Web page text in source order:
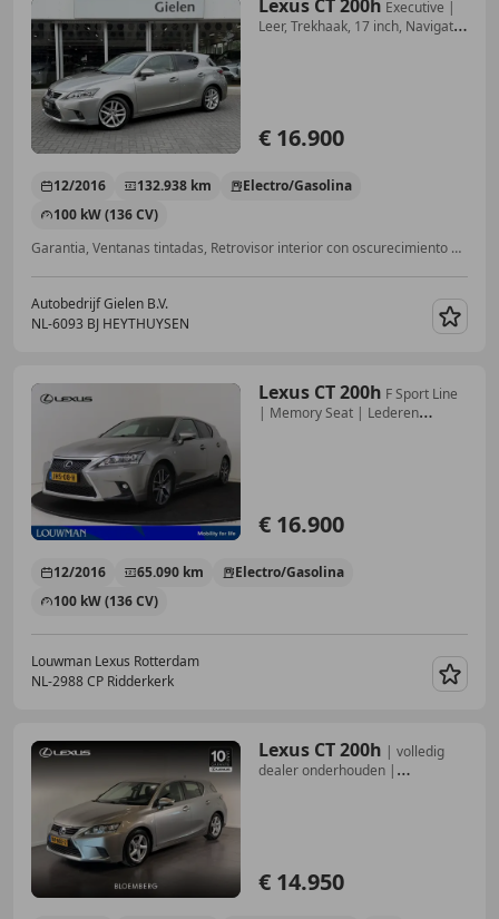
Lexus CT 200h Executive |
Leer, Trekhaak, 17 inch, Navigatie,
€ 16.900
12/2016 132.938 km
Electro/Gasolina
100 kW (136 CV)
Garantia, Ventanas tintadas, Retrovisor interior con oscurecimiento automático, Navegador, Bola de remolque, Llantas de aleación, Faros de LED, Deflector
Autobedrijf Gielen B.V.
NL-6093 BJ HEYTHUYSEN
Lexus CT 200h F Sport Line
| Memory Seat | Lederen
€ 16.900
12/2016 65.090 km
Electro/Gasolina
100 kW (136 CV)
Louwman Lexus Rotterdam
NL-2988 CP Ridderkerk
Lexus CT 200h | volledig
dealer onderhouden |
€ 14.950